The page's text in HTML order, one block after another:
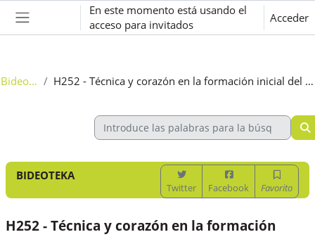
Salta al contenido principal
Panel lateral
En este momento está usando el
acceso para invitados
Acceder
Bideoteka H252 - Técnica y corazón en la formación inicial del profesor de español
BIDEOTEKA
Twitter Facebook Favorito
H252 - Técnica y corazón en la formación